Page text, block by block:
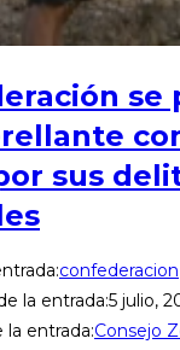
se
sus
confederacion
la entrada:5 julio,
la entrada:Consejo